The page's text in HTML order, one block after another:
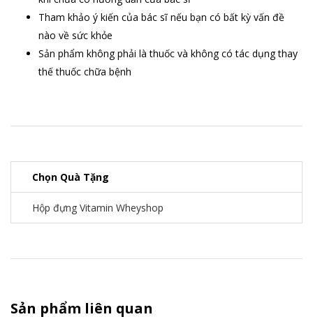
Tham khảo ý kiến của bác sĩ nếu bạn có bất kỳ vấn đề
nào về sức khỏe
Sản phẩm không phải là thuốc và không có tác dụng thay
thế thuốc chữa bệnh
Chọn Quà Tặng
Hộp đựng Vitamin Wheyshop
Sản phẩm liên quan